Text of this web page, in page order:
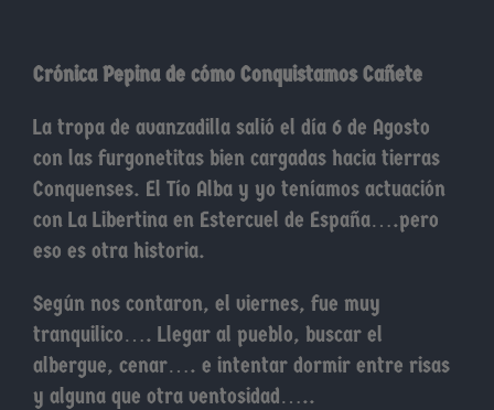
Crónica Pepina de cómo Conquistamos Cañete
La tropa de avanzadilla salió el día 6 de Agosto
con las furgonetitas bien cargadas hacia tierras
Conquenses. El Tío Alba y yo teníamos actuación
con La Libertina en Estercuel de España….pero
eso es otra historia.
Según nos contaron, el viernes, fue muy
tranquilico…. Llegar al pueblo, buscar el
albergue, cenar…. e intentar dormir entre risas
y alguna que otra ventosidad…..